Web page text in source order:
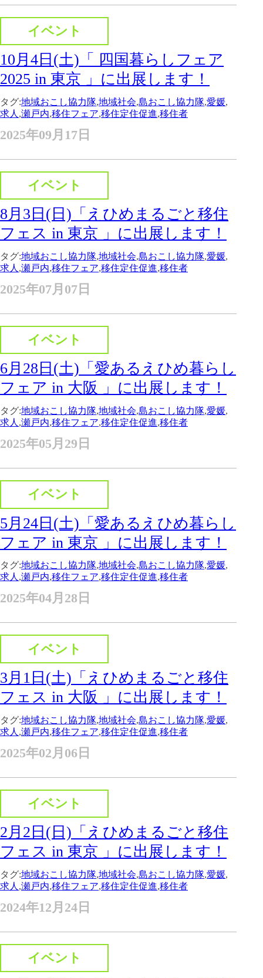
イベント
10月4日(土)「 四国暮らしフェア
2025 in 東京 」に出展します！
タグ:地域おこし協力隊,地域社会,島おこし協力隊,愛媛,
求人 ,瀬戸内,移住フェア,移住定住促進,移住者
2025年09月17日
イベント
8月3日(日)「えひめまるごと移住
フェス in 東京 」に出展します！
タグ:地域おこし協力隊,地域社会,島おこし協力隊,愛媛,
求人 ,瀬戸内,移住フェア,移住定住促進,移住者
2025年07月07日
イベント
6月28日(土)「愛あるえひめ暮らし
フェア in 大阪 」に出展します！
タグ:地域おこし協力隊,地域社会,島おこし協力隊,愛媛,
求人 ,瀬戸内,移住フェア,移住定住促進,移住者
2025年05月29日
イベント
5月24日(土)「愛あるえひめ暮らし
フェア in 東京 」に出展します！
タグ:地域おこし協力隊,地域社会,島おこし協力隊,愛媛,
求人,瀬戸内,移住フェア,移住定住促進,移住者
2025年04月28日
イベント
3月1日(土)「えひめまるごと移住
フェス in 大阪 」に出展します！
タグ:地域おこし協力隊,地域社会,島おこし協力隊,愛媛,
求人 ,瀬戸内,移住フェア,移住定住促進,移住者
2025年02月06日
イベント
2月2日(日)「えひめまるごと移住
フェス in 東京 」に出展します！
タグ:地域おこし協力隊,地域社会,島おこし協力隊,愛媛,
求人 ,瀬戸内,移住フェア,移住定住促進,移住者
2024年12月24日
イベント